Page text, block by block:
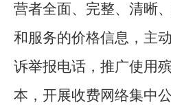
营者全面、完整、清晰
和服务的价格信息，主
诉举报电话，推广使用
本，开展收费网络集中